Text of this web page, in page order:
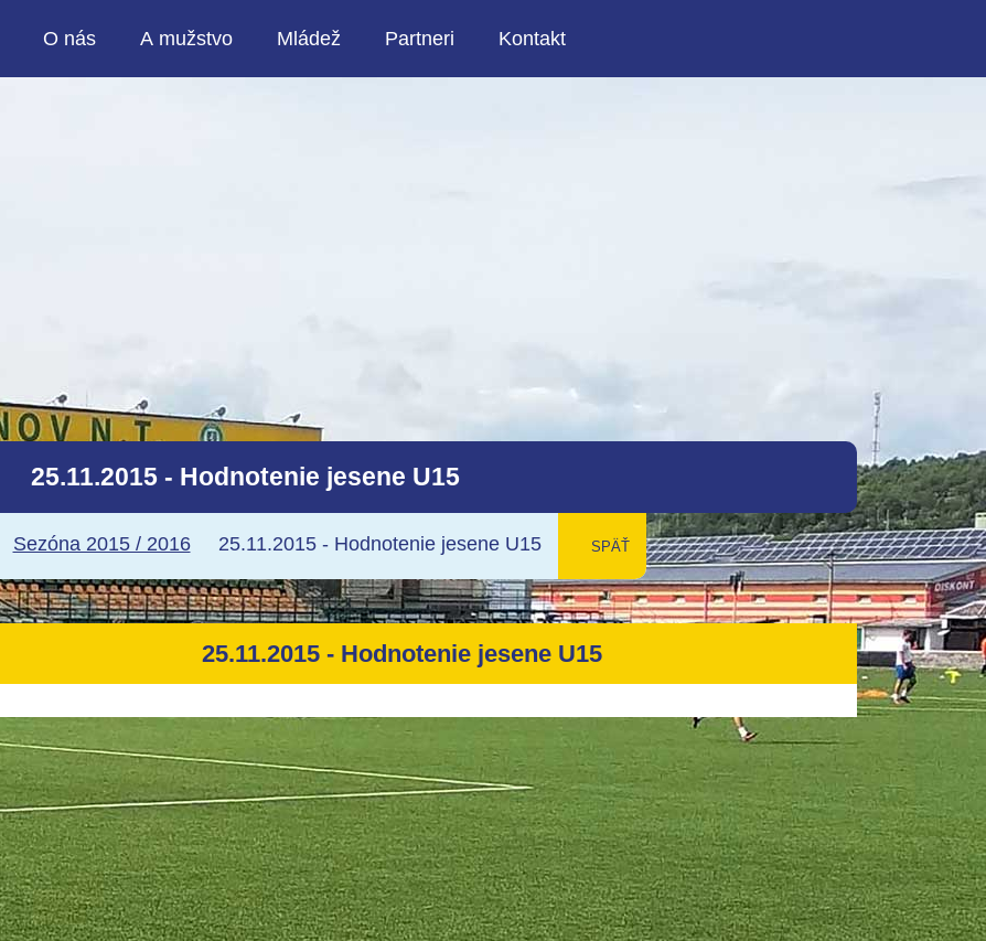
O nás A mužstvo Mládež Partneri Kontakt
25.11.2015 - Hodnotenie jesene U15
Sezóna 2015 / 2016 25.11.2015 - Hodnotenie jesene U15 späť
25.11.2015 - Hodnotenie jesene U15